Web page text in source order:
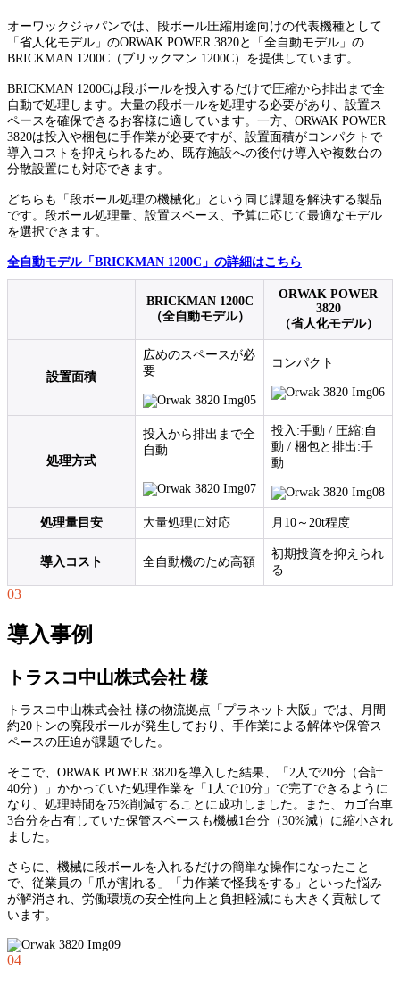
オーワックジャパンでは、段ボール圧縮用途向けの代表機種として
「省人化モデル」のORWAK POWER 3820と「全自動モデル」の
BRICKMAN 1200C（ブリックマン 1200C）を提供しています。
BRICKMAN 1200Cは段ボールを投入するだけで圧縮から排出まで全
自動で処理します。大量の段ボールを処理する必要があり、設置ス
ペースを確保できるお客様に適しています。一方、ORWAK POWER
3820は投入や梱包に手作業が必要ですが、設置面積がコンパクトで
導入コストを抑えられるため、既存施設への後付け導入や複数台の
分散設置にも対応できます。
どちらも「段ボール処理の機械化」という同じ課題を解決する製品
です。段ボール処理量、設置スペース、予算に応じて最適なモデル
を選択できます。
全自動モデル「BRICKMAN 1200C」の詳細はこちら
BRICKMAN 1200C
（全自動モデル）
ORWAK POWER
3820
（省人化モデル）
設置面積
広めのスペースが必
要
コンパクト
処理方式
投入から排出まで全
自動
投入:手動 / 圧縮:自
動 / 梱包と排出:手
動
処理量目安 大量処理に対応 月10～20t程度
導入コスト 全自動機のため高額
初期投資を抑えられ
る
03
導入事例
トラスコ中山株式会社 様
トラスコ中山株式会社 様の物流拠点「プラネット大阪」では、月間
約20トンの廃段ボールが発生しており、手作業による解体や保管ス
ペースの圧迫が課題でした。
そこで、ORWAK POWER 3820を導入した結果、「2人で20分（合計
40分）」かかっていた処理作業を「1人で10分」で完了できるように
なり、処理時間を75%削減することに成功しました。また、カゴ台車
3台分を占有していた保管スペースも機械1台分（30%減）に縮小され
ました。
さらに、機械に段ボールを入れるだけの簡単な操作になったこと
で、従業員の「爪が割れる」「力作業で怪我をする」といった悩み
が解消され、労働環境の安全性向上と負担軽減にも大きく貢献して
います。
04